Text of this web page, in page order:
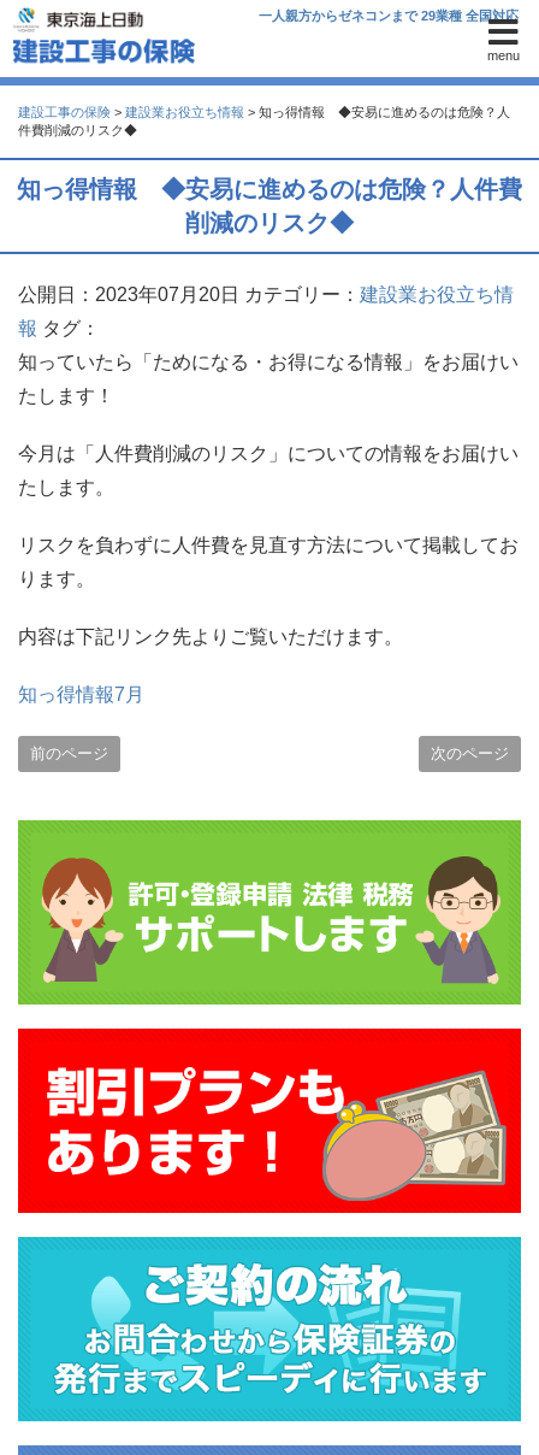
menu
一人親方からゼネコンまで 29業種 全国対応
建設工事の保険 > 建設業お役立ち情報 > 知っ得情報 ◆安易に進めるのは危険？人
件費削減のリスク◆
知っ得情報 ◆安易に進めるのは危険？人件費
削減のリスク◆
公開日：2023年07月20日 カテゴリー： 建設業お役立ち情
報 タグ：
知っていたら「ためになる・お得になる情報」をお届けい
たします！
今月は「人件費削減のリスク」についての情報をお届けい
たします。
リスクを負わずに人件費を見直す方法について掲載してお
ります。
内容は下記リンク先よりご覧いただけます。
知っ得情報7月
前のページ 次のページ